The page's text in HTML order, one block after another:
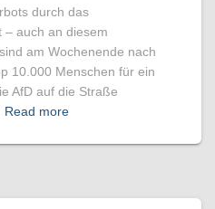
durch das
– auch an diesem
am Wochenende nach
10.000 Menschen für ein
AfD auf die Straße
Read more